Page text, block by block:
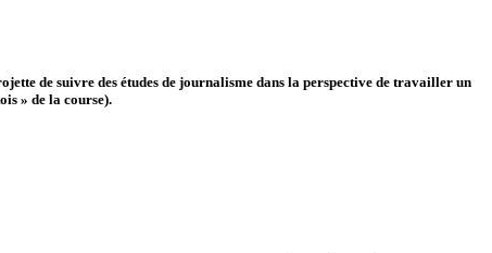
de suivre des études de journalisme dans la perspective de travailler un
» de la course).